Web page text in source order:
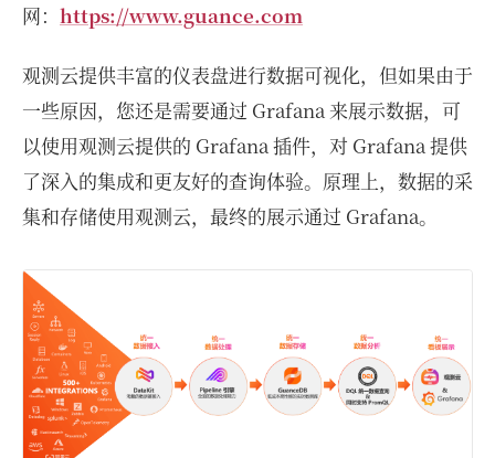
网： https://www.guance.com
观测云提供丰富的仪表盘进行数据可视化，但如果由于
一些原因，您还是需要通过 Grafana 来展示数据，可
以使用观测云提供的 Grafana 插件，对 Grafana 提供
了深入的集成和更友好的查询体验。原理上，数据的采
集和存储使用观测云，最终的展示通过 Grafana。